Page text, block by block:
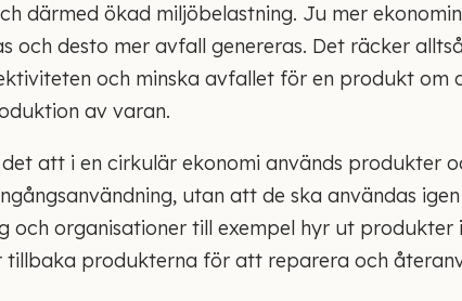
därmed ökad miljöbelastning. Ju mer
och desto mer avfall genereras. Det räcker
och minska avfallet för en produkt om
av varan.
att i en cirkulär ekonomi används produkter
utan att de ska användas
och organisationer till exempel hyr ut produkter
tillbaka produkterna för att reparera och